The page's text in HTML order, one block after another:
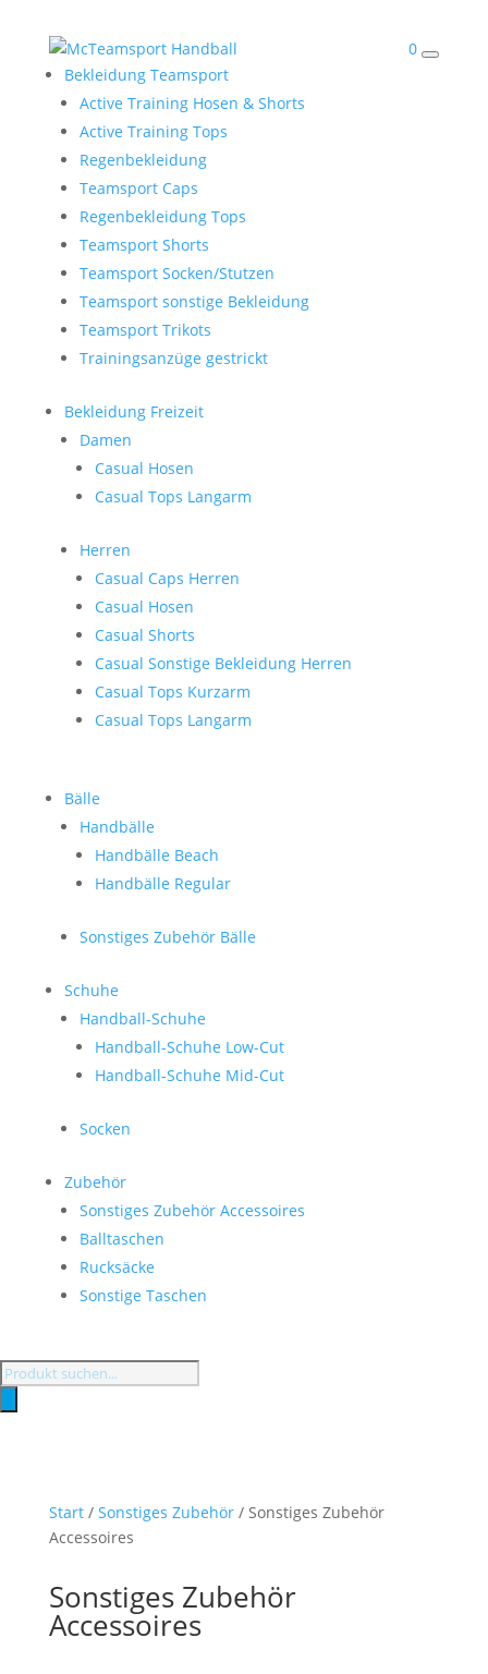
0
Bekleidung Teamsport
Active Training Hosen & Shorts
Active Training Tops
Regenbekleidung
Teamsport Caps
Regenbekleidung Tops
Teamsport Shorts
Teamsport Socken/Stutzen
Teamsport sonstige Bekleidung
Teamsport Trikots
Trainingsanzüge gestrickt
Bekleidung Freizeit
Damen
Casual Hosen
Casual Tops Langarm
Herren
Casual Caps Herren
Casual Hosen
Casual Shorts
Casual Sonstige Bekleidung Herren
Casual Tops Kurzarm
Casual Tops Langarm
Bälle
Handbälle
Handbälle Beach
Handbälle Regular
Sonstiges Zubehör Bälle
Schuhe
Handball-Schuhe
Handball-Schuhe Low-Cut
Handball-Schuhe Mid-Cut
Socken
Zubehör
Sonstiges Zubehör Accessoires
Balltaschen
Rucksäcke
Sonstige Taschen
Products
Start/ Sonstiges Zubehör/ Sonstiges Zubehör
Accessoires
Sonstiges Zubehör
Accessoires